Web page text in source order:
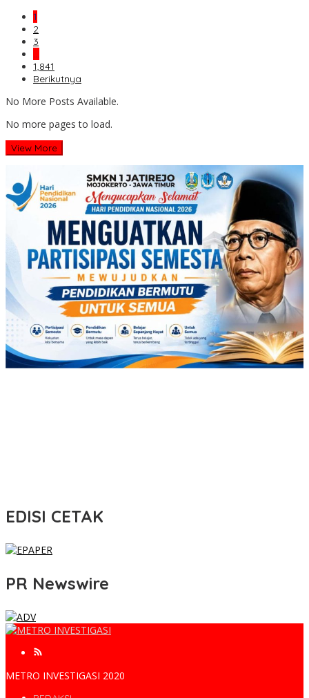
1
2
3
…
1,841
Berikutnya
No More Posts Available.
No more pages to load.
View More
EDISI CETAK
PR Newswire
METRO INVESTIGASI 2020